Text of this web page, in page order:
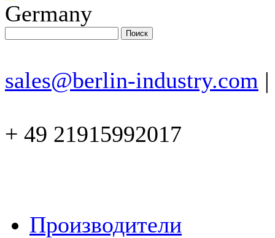
Germany
sales@berlin-industry.com |
+ 49 21915992017
Производители